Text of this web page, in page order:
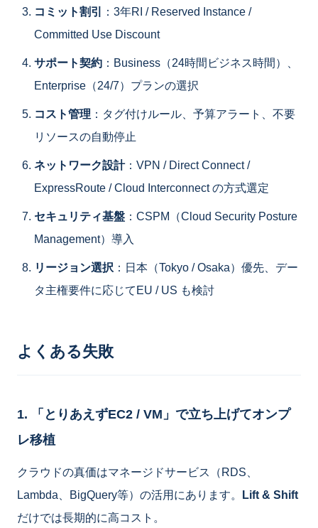
コミット割引
：3年RI / Reserved Instance /
Committed Use Discount
サポート契約 ：Business（24時間ビジネス時間）、
Enterprise（24/7）プランの選択
コスト管理 ：タグ付けルール、予算アラート、不要
リソースの自動停止
ネットワーク設計：VPN / Direct Connect /
ExpressRoute / Cloud Interconnect の方式選定
セキュリティ基盤 ：CSPM（Cloud Security Posture
Management）導入
リージョン選択 ：日本（Tokyo / Osaka）優先、デー
タ主権要件に応じてEU / US も検討
よくある失敗
1. 「とりあえずEC2 / VM」で立ち上げてオンプ
レ移植
クラウドの真価はマネージドサービス（RDS、
Lambda、BigQuery等）の活用にあります。
Lift & Shift
だけでは長期的に高コスト。